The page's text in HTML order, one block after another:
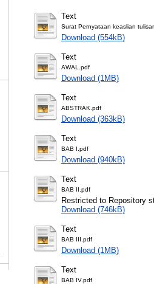
Text
Surat Pernyataan keaslian
Download (554kB)
Text
AWAL.pdf
Download (1MB)
Text
ABSTRAK.pdf
Download (363kB)
Text
BAB I.pdf
Download (940kB)
Text
BAB II.pdf
Restricted to Repository
Download (746kB)
Text
BAB III.pdf
Download (1MB)
Text
BAB IV.pdf